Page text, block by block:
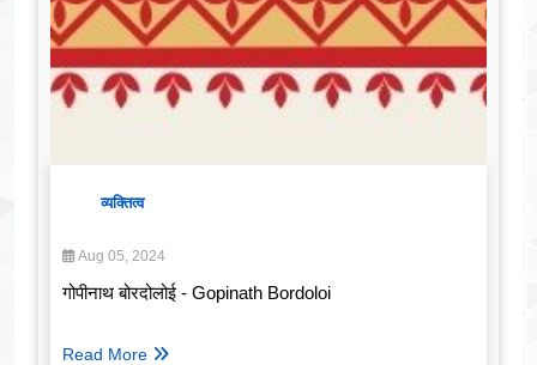
व्यक्तित्व
Aug 05, 2024
गोपीनाथ बोरदोलोई - Gopinath Bordoloi
Read More